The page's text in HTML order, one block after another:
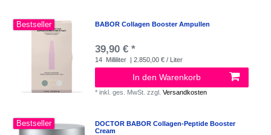
Bestseller BABOR Collagen Booster Ampullen
39,90 € *
14 Milliliter | 2.850,00 € / Liter
In den Warenkorb
*inkl. ges. MwSt. zzgl.Versandkosten
Bestseller
DOCTOR BABOR Collagen-Peptide Booster
Cream